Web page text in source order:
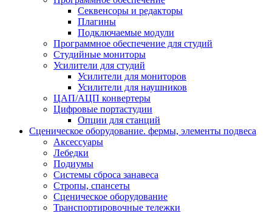
Cеквенсоры и редакторы
Плагины
Подключаемые модули
Программное обеспечение для студий
Студийные мониторы
Усилители для студий
Усилители для мониторов
Усилители для наушников
ЦАП/АЦП конвертеры
Цифровые портастудии
Опции для станций
Сценическое оборудование. фермы, элементы подвеса
Аксессуары
Лебедки
Подиумы
Системы сброса занавеса
Стропы, спансеты
Сценическое оборудование
Транспортировочные тележки